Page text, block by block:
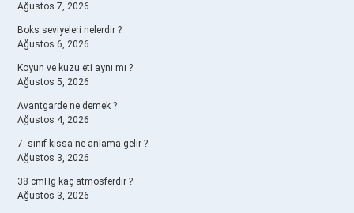
Ağustos 7, 2026
Boks seviyeleri nelerdir ?
Ağustos 6, 2026
Koyun ve kuzu eti aynı mı ?
Ağustos 5, 2026
Avantgarde ne demek ?
Ağustos 4, 2026
7. sınıf kıssa ne anlama gelir ?
Ağustos 3, 2026
38 cmHg kaç atmosferdir ?
Ağustos 3, 2026